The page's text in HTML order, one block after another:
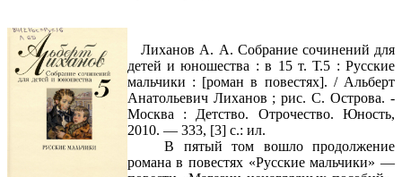
Лиханов А. А. Собрание сочинений для
детей и юношества : в 15 т. Т.5 : Русские
мальчики : [роман в повестях]. / Альберт
Анатольевич Лиханов ; рис. С. Острова. -
Москва : Детство. Отрочество. Юность,
2010. — 333, [3] с.: ил.
В пятый том вошло продолжение
романа в повестях «Русские мальчики» —